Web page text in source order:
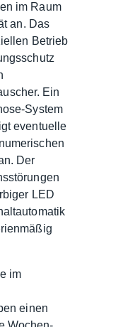
im Raum
an. Das
Betrieb
Ein
System
eventuelle
Der
LED
im
einen